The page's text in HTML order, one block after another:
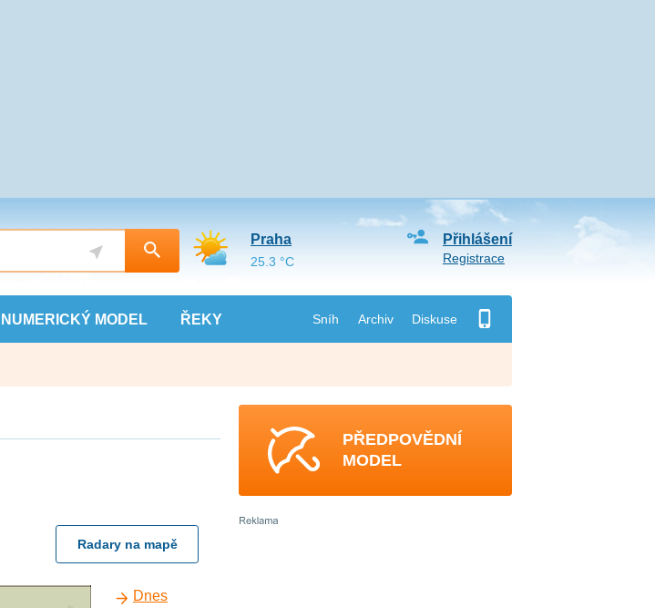
NUMERICKÝ MODEL ŘEKY Sníh Archiv Diskuse
Přihlášení
Registrace
Praha
25.3 °C
Radary na mapě
Dnes
PŘEDPOVĚDNÍ
MODEL